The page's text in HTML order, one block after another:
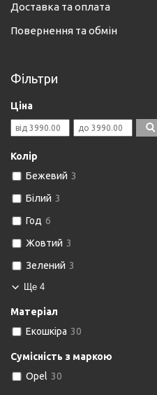
Доставка та оплата
Повернення та обмін
Фільтри
Ціна
Колір
Бежевий 3
Білий 3
Год 6
Жовтий 3
Зелений 3
Ще 4
Матеріал
Екошкіра 30
Сумісність з маркою
Opel 30